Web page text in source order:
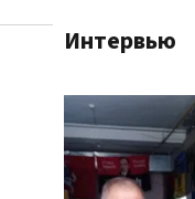
Интервью